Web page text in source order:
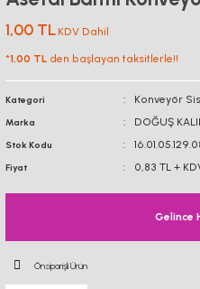
1,00 TL KDV Dahil
*1,00 TL den başlayan taksitlerle!!
Kategori Konveyör
Marka DOĞUŞ
Stok Kodu
Fiyat 0,83 TL +
Gelince
Önsiparişli Ürün